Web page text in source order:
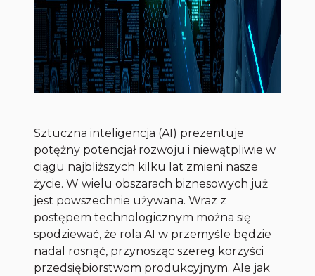
Sztuczna inteligencja (AI) prezentuje
potężny potencjał rozwoju i niewątpliwie w
ciągu najbliższych kilku lat zmieni nasze
życie. W wielu obszarach biznesowych już
jest powszechnie używana. Wraz z
postępem technologicznym można się
spodziewać, że rola AI w przemyśle będzie
nadal rosnąć, przynosząc szereg korzyści
przedsiębiorstwom produkcyjnym. Ale jak